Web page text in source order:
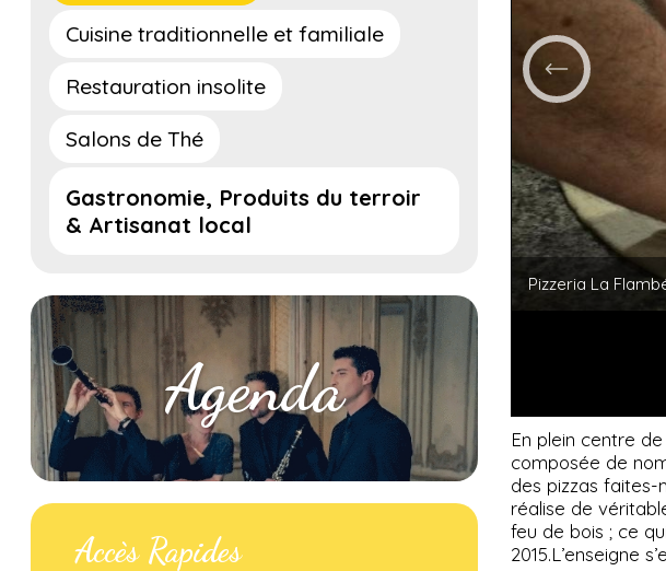
Cuisine traditionnelle et familiale
Restauration insolite
Salons de Thé
Gastronomie, Produits du terroir
& Artisanat local
Agenda
Accès Rapides
Pizzeria La
En plein centre
composée de
des pizzas faites-
réalise de
feu de bois ; ce
2015.L’enseigne